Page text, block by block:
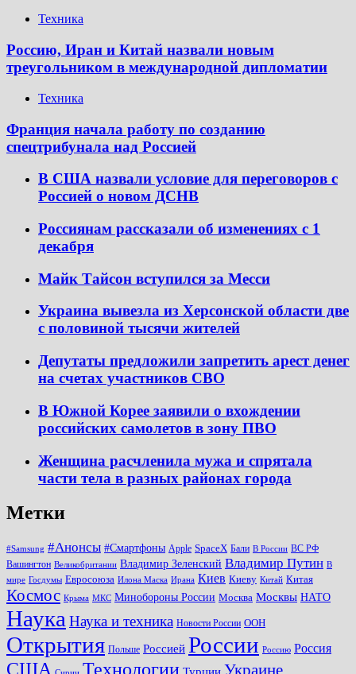
Техника
Россию, Иран и Китай назвали новым
треугольником в международной дипломатии
Техника
Франция начала работу по созданию
спецтрибунала над Россией
В США назвали условие для переговоров с
Россией о новом ДСНВ
Россиянам рассказали об изменениях с 1
декабря
Майк Тайсон вступился за Месси
Украина вывезла из Херсонской области две
с половиной тысячи жителей
Депутаты предложили запретить арест денег
на счетах участников СВО
В Южной Корее заявили о вхождении
российских самолетов в зону ПВО
Женщина расчленила мужа и спрятала
части тела в разных районах города
Метки
#Samsung #Анонсы #Смартфоны Apple SpaceX Бали В России ВС РФ
Вашингтон Великобритании Владимир Зеленский Владимир Путин В
мире Госдумы Евросоюза Илона Маска Ирана Киев Киеву Китай Китая
Космос Крыма МКС Минобороны России Москва Москвы НАТО
Наука Наука и техника Новости России ООН
Открытия Польше Россией России Россию Россия
США Технологии